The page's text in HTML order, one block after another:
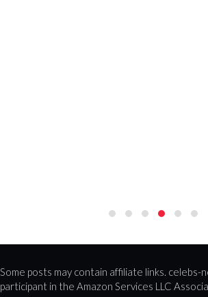
Some posts may contain affiliate links. celebs-
participant in the Amazon Services LLC